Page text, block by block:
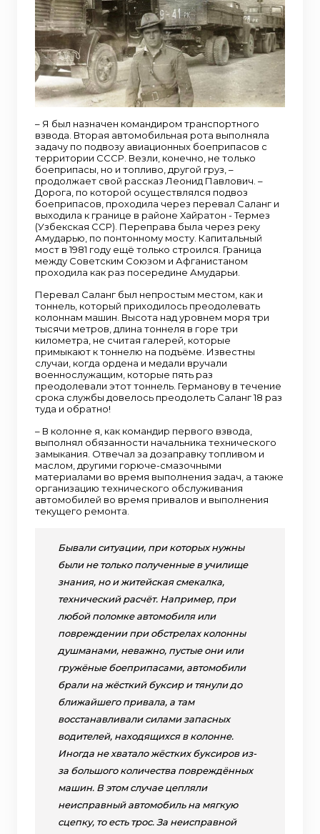
– Я был назначен командиром транспортного
взвода. Вторая автомобильная рота выполняла
задачу по подвозу авиационных боеприпасов с
территории СССР. Везли, конечно, не только
боеприпасы, но и топливо, другой груз, –
продолжает свой рассказ Леонид Павлович. –
Дорога, по которой осуществлялся подвоз
боеприпасов, проходила через перевал Саланг и
выходила к границе в районе Хайратон - Термез
(Узбекская ССР). Переправа была через реку
Амударью, по понтонному мосту. Капитальный
мост в 1981 году ещё только строился. Граница
между Советским Союзом и Афганистаном
проходила как раз посередине Амударьи.
Перевал Саланг был непростым местом, как и
тоннель, который приходилось преодолевать
колоннам машин. Высота над уровнем моря три
тысячи метров, длина тоннеля в горе три
километра, не считая галерей, которые
примыкают к тоннелю на подъёме. Известны
случаи, когда ордена и медали вручали
военнослужащим, которые пять раз
преодолевали этот тоннель. Германову в течение
срока службы довелось преодолеть Саланг 18 раз
туда и обратно!
– В колонне я, как командир первого взвода,
выполнял обязанности начальника технического
замыкания. Отвечал за дозаправку топливом и
маслом, другими горюче-смазочными
материалами во время выполнения задач, а также
организацию технического обслуживания
автомобилей во время привалов и выполнения
текущего ремонта.
Бывали ситуации, при которых нужны
были не только полученные в училище
знания, но и житейская смекалка,
технический расчёт. Например, при
любой поломке автомобиля или
повреждении при обстрелах колонны
душманами, неважно, пустые они или
гружёные боеприпасами, автомобили
брали на жёсткий буксир и тянули до
ближайшего привала, а там
восстанавливали силами запасных
водителей, находящихся в колонне.
Иногда не хватало жёстких буксиров из-
за большого количества повреждённых
машин. В этом случае цепляли
неисправный автомобиль на мягкую
сцепку, то есть трос. За неисправной